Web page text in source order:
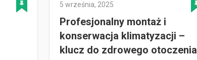
5 września, 2025
Profesjonalny montaż i
konserwacja klimatyzacji –
klucz do zdrowego otoczenia